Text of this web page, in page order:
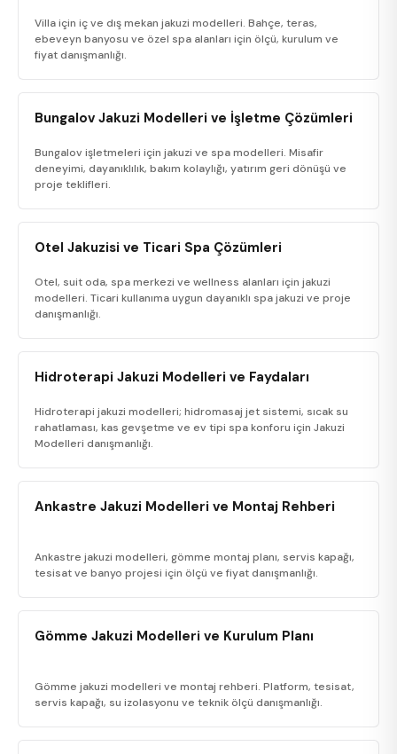
Villa için iç ve dış mekan jakuzi modelleri. Bahçe, teras,
ebeveyn banyosu ve özel spa alanları için ölçü, kurulum ve
fiyat danışmanlığı.
Bungalov Jakuzi Modelleri ve İşletme Çözümleri
Bungalov işletmeleri için jakuzi ve spa modelleri. Misafir
deneyimi, dayanıklılık, bakım kolaylığı, yatırım geri dönüşü ve
proje teklifleri.
Otel Jakuzisi ve Ticari Spa Çözümleri
Otel, suit oda, spa merkezi ve wellness alanları için jakuzi
modelleri. Ticari kullanıma uygun dayanıklı spa jakuzi ve proje
danışmanlığı.
Hidroterapi Jakuzi Modelleri ve Faydaları
Hidroterapi jakuzi modelleri; hidromasaj jet sistemi, sıcak su
rahatlaması, kas gevşetme ve ev tipi spa konforu için Jakuzi
Modelleri danışmanlığı.
Ankastre Jakuzi Modelleri ve Montaj Rehberi
Ankastre jakuzi modelleri, gömme montaj planı, servis kapağı,
tesisat ve banyo projesi için ölçü ve fiyat danışmanlığı.
Gömme Jakuzi Modelleri ve Kurulum Planı
Gömme jakuzi modelleri ve montaj rehberi. Platform, tesisat,
servis kapağı, su izolasyonu ve teknik ölçü danışmanlığı.